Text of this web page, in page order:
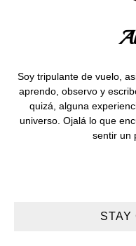
Soy tripulante de vuelo,
aprendo, observo y
quizá, alguna
universo. Ojalá lo que
sentir un
STAY